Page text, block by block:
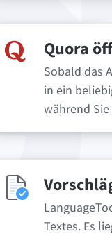
Quora
Sobald das
in ein
während
Textes. Es